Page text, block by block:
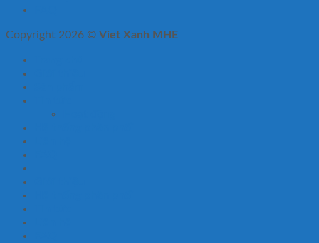
Copyright 2026 © Viet Xanh MHE